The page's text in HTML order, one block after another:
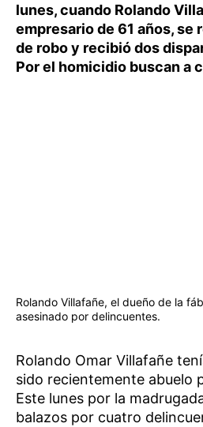
lunes, cuando Rolando
empresario de 61 años, se
de robo y recibió dos
Por el homicidio buscan a
Rolando Villafañe, el dueño de la
asesinado por delincuentes.
Rolando Omar Villafañe
sido recientemente abuelo
Este lunes por la
balazos por cuatro